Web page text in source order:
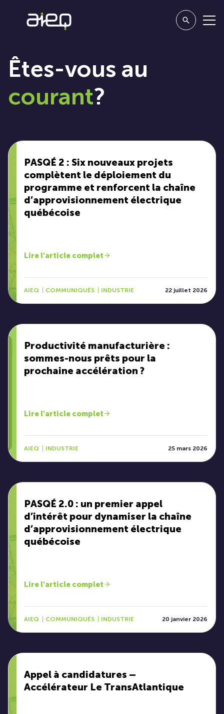
Êtes-vous au
courant?
PASQÉ 2 : Six nouveaux projets
complètent le déploiement du
programme et renforcent la chaîne
d’approvisionnement électrique
québécoise
Lire l'article complet
AIEQ COMMUNIQUÉS INDUSTRIE 22 juillet 2026
Productivité manufacturière :
sommes-nous prêts pour la
prochaine accélération ?
Lire l'article complet
AIEQ INDUSTRIE 25 mars 2026
PASQÉ 2.0 : un premier appel
d’intérêt pour dynamiser la chaîne
d’approvisionnement électrique
québécoise
Lire l'article complet
AIEQ COMMUNIQUÉS INDUSTRIE 20 janvier 2026
Appel à candidatures –
Accélérateur Le TransAtlantique